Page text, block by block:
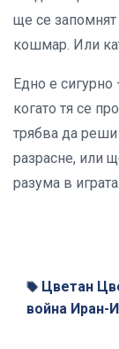
ще се
кошмар. Или
Едно е
когато тя се
трябва да
разрасне, или
разумa в играта.
Цветан
война Иран-